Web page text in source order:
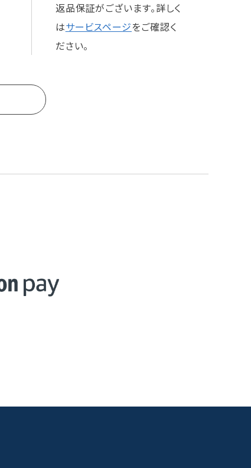
返品保証がございます。詳しく
はサービスページをご確認く
ださい。